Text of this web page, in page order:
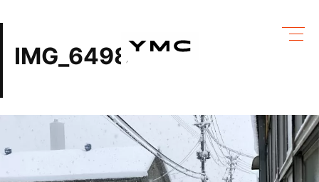
to
めっき設備情報
会社情報
IMG_6498